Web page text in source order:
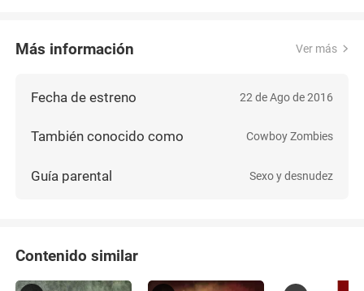
Más información Ver más
Fecha de estreno 22 de Ago de 2016
También conocido como Cowboy Zombies
Guía parental Sexo y desnudez
Contenido similar